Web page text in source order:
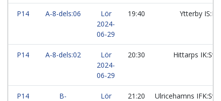
P14 A-8-dels:06
Lör
2024-
06-29
19:40 Ytterby
P14 A-8-dels:02
Lör
2024-
06-29
20:30 Hittarps
P14
B-
Lör
21:20 Ulricehamns